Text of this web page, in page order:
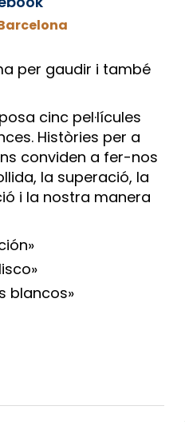
per gaudir i també
cinc pel·lícules
Històries per a
conviden a fer-nos
la superació, la
i la nostra manera
blancos»